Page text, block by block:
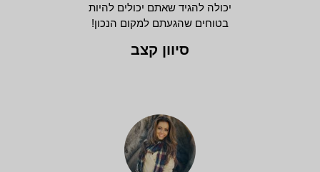
יכולה להגיד שאתם יכולים להיות
בטוחים שהגעתם למקום הנכון!
סיוון קצב